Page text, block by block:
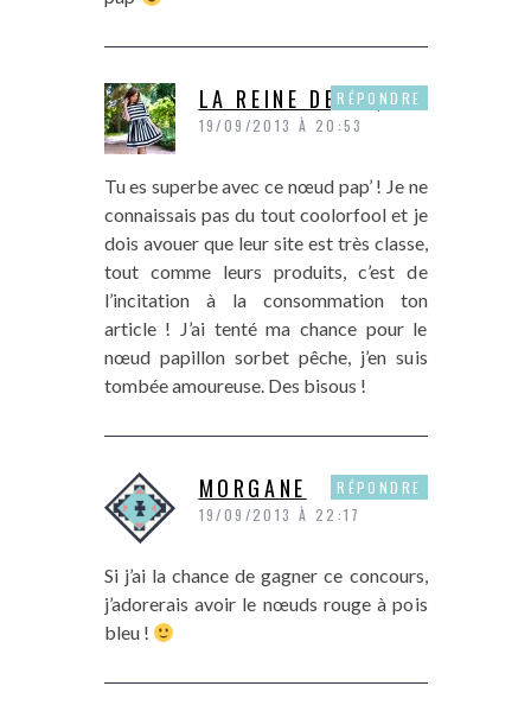
LA REINE DE PIQUE
19/09/2013 À 20:53
Tu es superbe avec ce nœud pap’ ! Je ne
connaissais pas du tout coolorfool et je
dois avouer que leur site est très classe,
tout comme leurs produits, c’est de
l’incitation à la consommation ton
article ! J’ai tenté ma chance pour le
nœud papillon sorbet pêche, j’en suis
tombée amoureuse. Des bisous !
RÉPONDRE
MORGANE
19/09/2013 À 22:17
Si j’ai la chance de gagner ce concours,
j’adorerais avoir le nœuds rouge à pois
bleu !
RÉPONDRE